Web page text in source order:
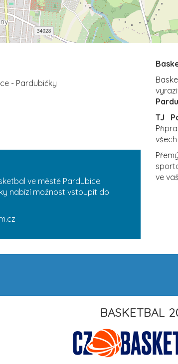
- Pardubičky
ve městě Pardubice.
nabízí možnost vstoupit do
TJ
ve
BASKETBAL